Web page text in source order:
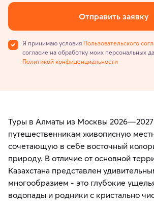
Отправить заявку
Я принимаю условия Пользовательского
согласие на обработку моих персональных
Политикой конфиденциальности
Туры в Алматы из Москвы
путешественникам живописную
сочетающую в себе восточный
природу. В отличие от основной
Казахстана представлен
многообразием - это глубокие
водопады и родники с кристально